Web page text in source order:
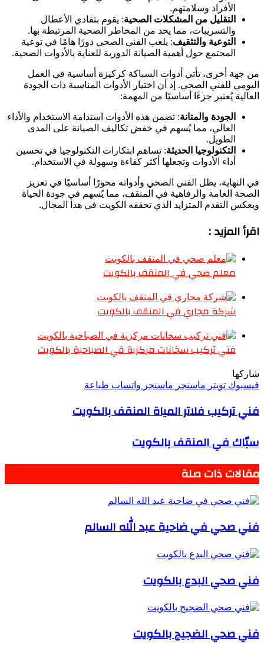
الأفراد وسلامتهم.
التقليل من المشكلات الصحية: يقوم بتفادي الأعطال
والتسريبات، مما يحد من المخاطر الصحية المرتبطة بها.
التوعية والتثقيف: يلعب الفني الصحي دورًا هامًا في توعية
المجتمع حول أهمية الصيانة الدورية للعناية بالأدوات الصحية.
من جهة أخرى، تأتي أدوات السباكة كركيزة أساسية في العمل
اليومي للفني الصحي. إذ أن اختيار الأدوات المناسبة ذات الجودة
العالية يُعتبر جزءًا أساسيًا من المهمة:
الجودة والمتانة: تضمن هذه الأدوات استدامة الاستخدام والأداء
العالي، مما يُسهم في خفض تكاليف الصيانة على المدى
الطويل.
التكنولوجيا الحديثة: تساهم ابتكارات التكنولوجيا في تحسين
أداء الأدوات وتجعلها أكثر كفاءة وسهولة في الاستخدام.
في النهاية، يظل الفني الصحي وأدواته محورًا أساسيًا في تعزيز
الصحة العامة والرفاهية في المنقف، مما يُسهم في جودة الحياة
ويعكس التقدم المتزايد الذي تحققه الكويت في هذا المجال.
اقرأ المزيد :
معلم صحي في المنقف بالكويت
شركة مجاري في المنقف بالكويت
فني تركيب سخانات مركزية في الصباحية بالكويت
شاركها
فيسبوك تويتر ماسنجر ماسنجر واتساب طباعة
فني تركيب فلاتر المياة المنقف بالكويت
سبّاك في المنقف بالكويت
مقالات ذات صلة
فني صحي في ضاحية عبد الله السالم
فني صحي البدع بالكويت
فني صحي الضجيج بالكويت